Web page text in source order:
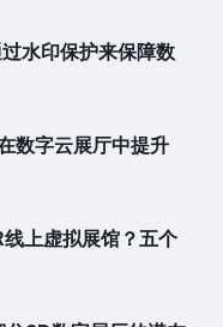
水印保护来保障数
数字云展厅中提升
上虚拟展馆？五个